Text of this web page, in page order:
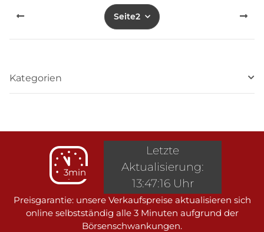
Seite2
Kategorien
3min
Preisgarantie: unsere Verkaufspreise aktualisieren sich
online selbstständig alle 3 Minuten aufgrund der
Börsenschwankungen.
Letzte
Aktualisierung:
13:47:16 Uhr